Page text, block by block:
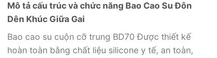
Mô tả cấu trúc và chức năng Bao Cao Su Đôn
Dên Khúc Giữa Gai
Bao cao su cuộn cỡ trung BD70 Được thiết kế
hoàn toàn bằng chất liệu silicone y tế, an toàn,